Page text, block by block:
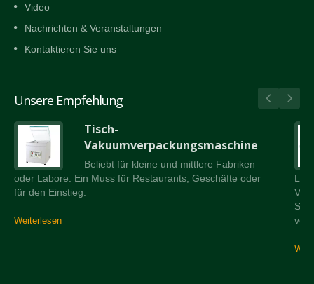
Video
Nachrichten & Veranstaltungen
Kontaktieren Sie uns
Unsere Empfehlung
Tisch-
Vakuumverpackungsmaschine
Beliebt für kleine und mittlere Fabriken
oder Labore. Ein Muss für Restaurants, Geschäfte oder
für den Einstieg.
Weiterlesen